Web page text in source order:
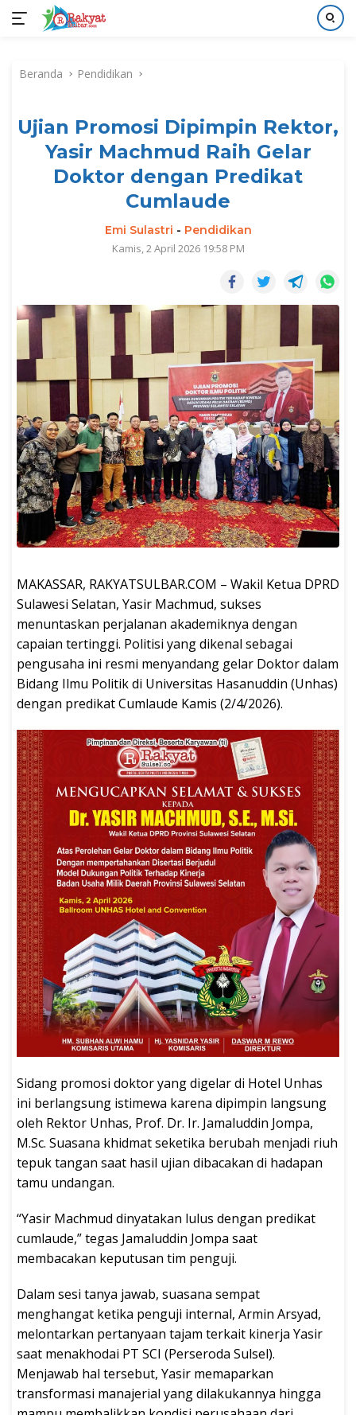
kontenBeranda Pendidikan
Ujian Promosi Dipimpin Rektor,
Yasir Machmud Raih Gelar
Doktor dengan Predikat
Cumlaude
Emi Sulastri - Pendidikan
Kamis, 2 April 2026 19:58 PM
MAKASSAR, RAKYATSULBAR.COM – Wakil Ketua DPRD
Sulawesi Selatan, Yasir Machmud, sukses
menuntaskan perjalanan akademiknya dengan
capaian tertinggi. Politisi yang dikenal sebagai
pengusaha ini resmi menyandang gelar Doktor dalam
Bidang Ilmu Politik di Universitas Hasanuddin (Unhas)
dengan predikat Cumlaude Kamis (2/4/2026).
Sidang promosi doktor yang digelar di Hotel Unhas
ini berlangsung istimewa karena dipimpin langsung
oleh Rektor Unhas, Prof. Dr. Ir. Jamaluddin Jompa,
M.Sc. Suasana khidmat seketika berubah menjadi riuh
tepuk tangan saat hasil ujian dibacakan di hadapan
tamu undangan.
“Yasir Machmud dinyatakan lulus dengan predikat
cumlaude,” tegas Jamaluddin Jompa saat
membacakan keputusan tim penguji.
Dalam sesi tanya jawab, suasana sempat
menghangat ketika penguji internal, Armin Arsyad,
melontarkan pertanyaan tajam terkait kinerja Yasir
saat menakhodai PT SCI (Perseroda Sulsel).
Menjawab hal tersebut, Yasir memaparkan
transformasi manajerial yang dilakukannya hingga